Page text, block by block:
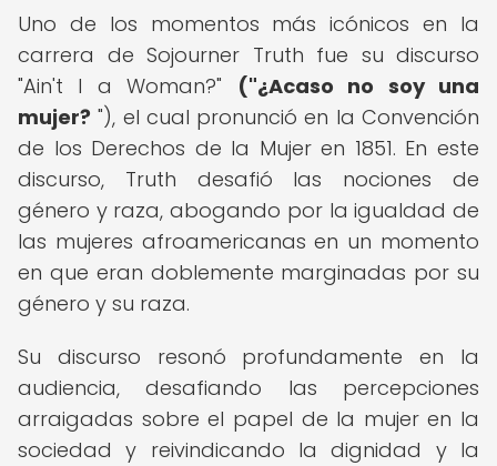
Uno de los momentos más icónicos en la
carrera de Sojourner Truth fue su discurso
"Ain't I a Woman?" ("¿Acaso no soy una
mujer? "), el cual pronunció en la Convención
de los Derechos de la Mujer en 1851. En este
discurso, Truth desafió las nociones de
género y raza, abogando por la igualdad de
las mujeres afroamericanas en un momento
en que eran doblemente marginadas por su
género y su raza.
Su discurso resonó profundamente en la
audiencia, desafiando las percepciones
arraigadas sobre el papel de la mujer en la
sociedad y reivindicando la dignidad y la